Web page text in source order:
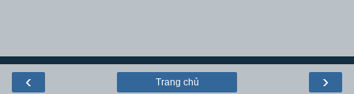
‹ ›
Trang chủ